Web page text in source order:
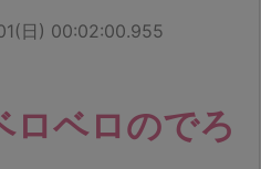
日) 00:02:00.955
ロベロのでろ